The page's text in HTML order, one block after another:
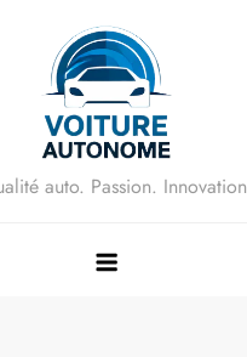
auto. Passion. Innovation